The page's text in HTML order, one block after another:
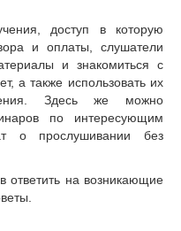
доступ в которую
и оплаты, слушатели
и знакомиться с
а также использовать их
Здесь же можно
по интересующим
о прослушивании без
ответить на возникающие